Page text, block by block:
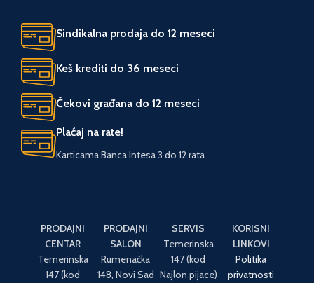
Sindikalna prodaja do 12 meseci
Keš krediti do 36 meseci
Čekovi građana do 12 meseci
Plaćaj na rate!
Karticama Banca Intesa 3 do 12 rata
PRODAJNI
CENTAR
Temerinska
147 (kod
PRODAJNI
SALON
Rumenačka
148, Novi Sad
SERVIS
Temerinska
147 (kod
Najlon pijace)
KORISNI
LINKOVI
Politika
privatnosti